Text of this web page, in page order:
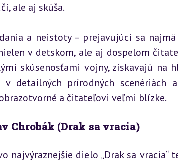
ale aj skúša.
a neistoty – prejavujúci sa
v detskom, ale aj dospelom
skúsenosťami vojny, získavajú
v detailných prírodných
a čitateľovi veľmi blízke.
Chrobák (Drak sa vracia)
najvýraznejšie dielo „Drak sa